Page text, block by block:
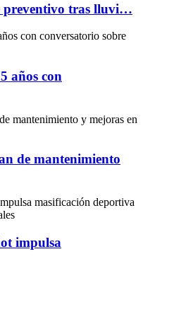
preventivo tras lluvi…
años con
de mantenimiento
impulsa